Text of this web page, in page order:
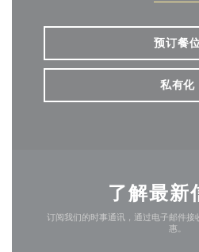
预订餐
私有化
了解最新
订阅我们的时事通讯，通过电子邮件
惠。